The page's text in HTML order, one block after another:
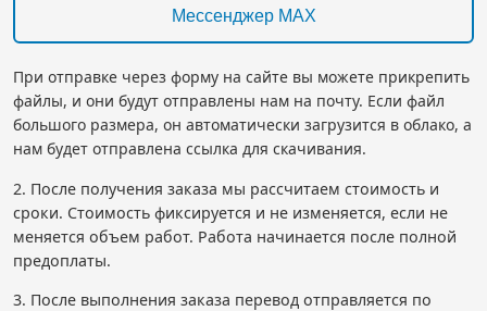
Мессенджер MAX
При отправке через форму на сайте вы можете прикрепить
файлы, и они будут отправлены нам на почту. Если файл
большого размера, он автоматически загрузится в облако, а
нам будет отправлена ссылка для скачивания.
2. После получения заказа мы рассчитаем стоимость и
сроки. Стоимость фиксируется и не изменяется, если не
меняется объем работ. Работа начинается после полной
предоплаты.
3. После выполнения заказа перевод отправляется по